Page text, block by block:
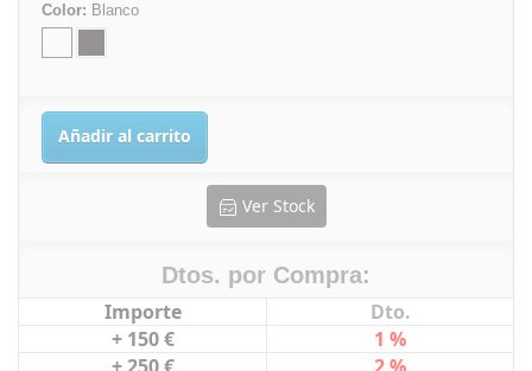
Color: Blanco
Añadir al carrito
Ver Stock
Dtos. por Compra:
Importe
Dto.
+ 150 €
1 %